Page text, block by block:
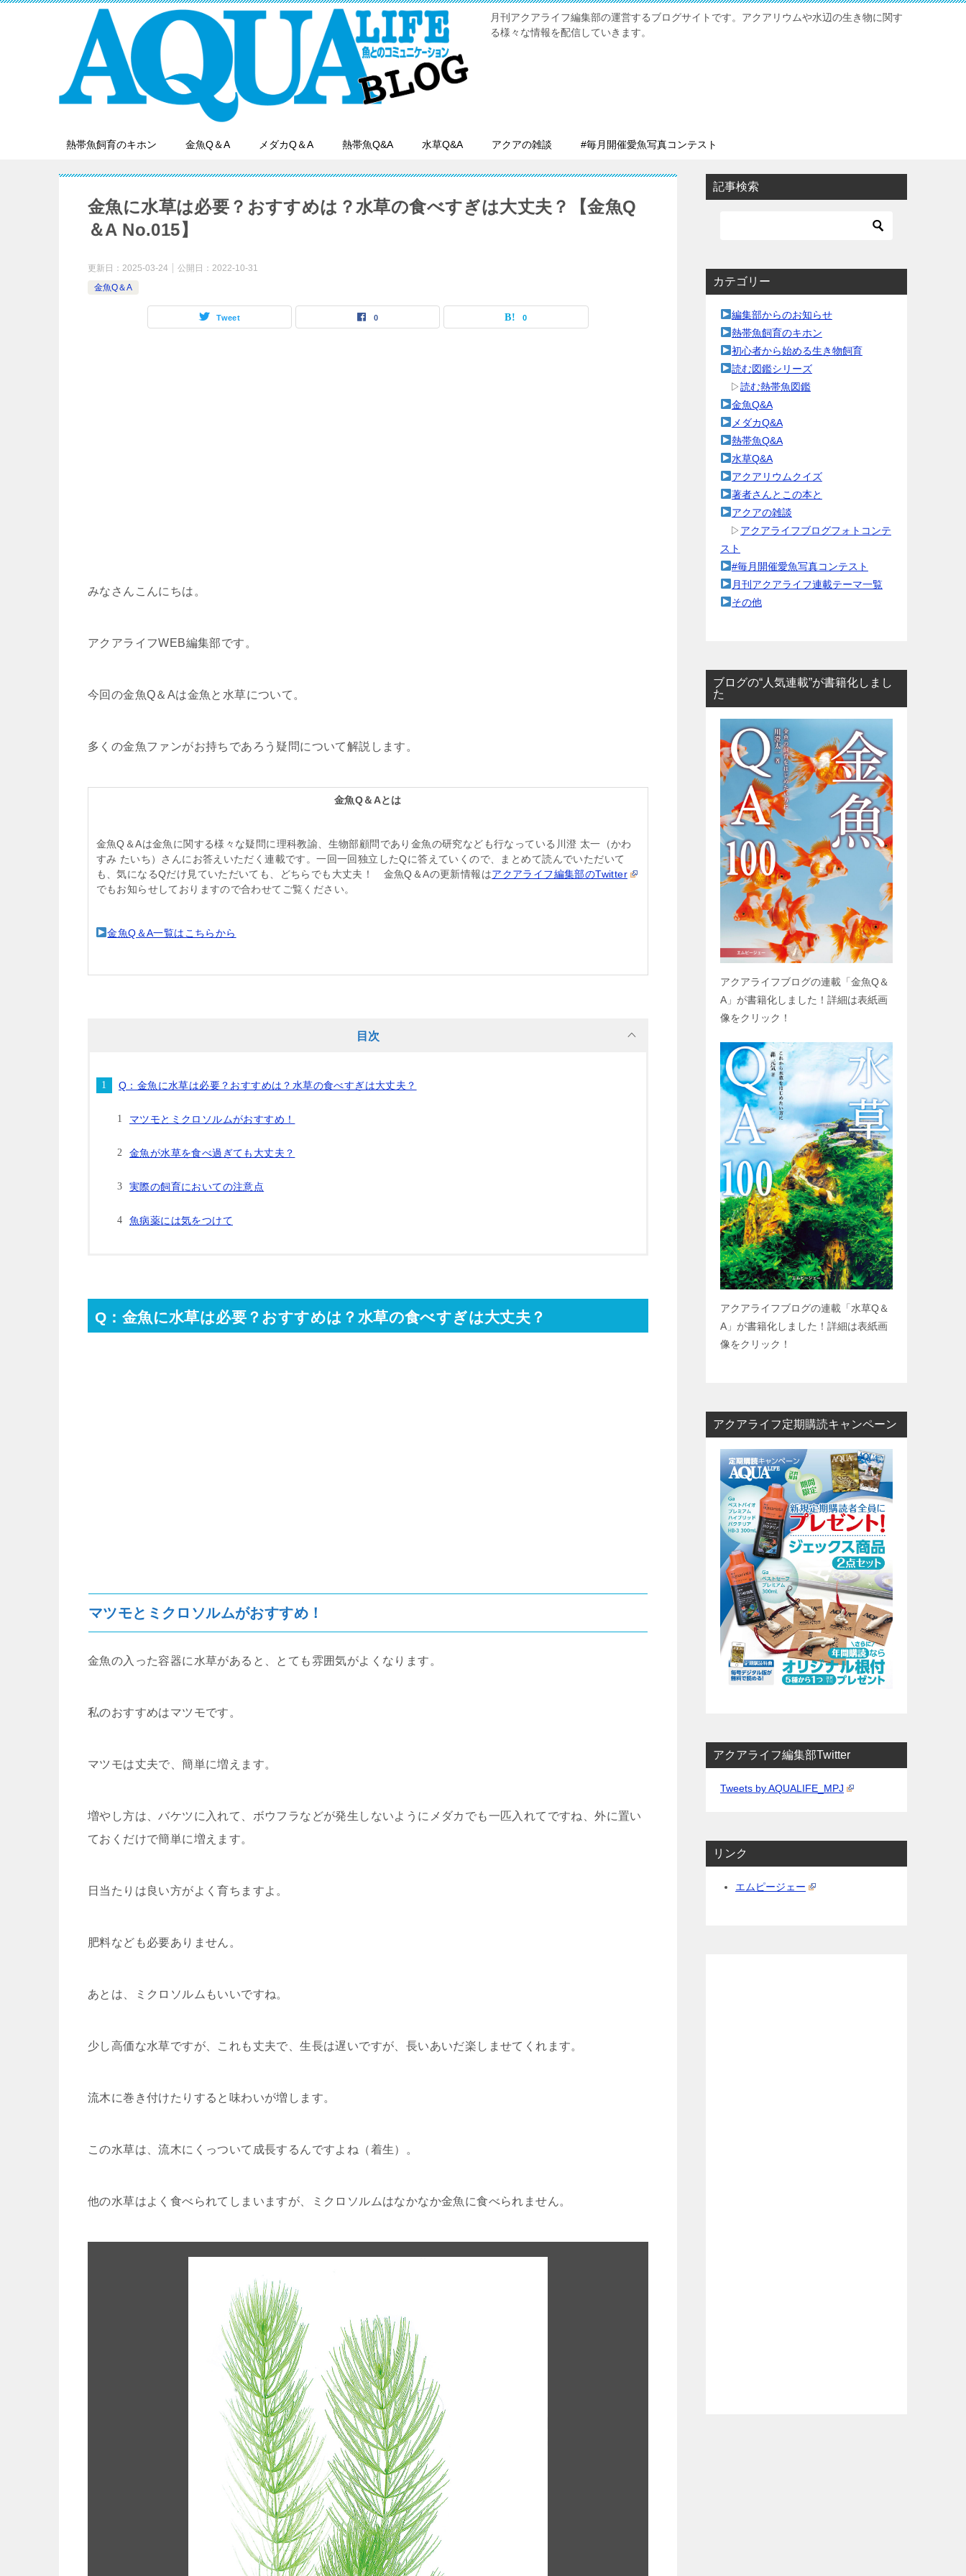
月刊アクアライフ編集部の運営するブログサイトです。アクアリウムや水辺の生き物に関す
る様々な情報を配信していきます。
熱帯魚飼育のキホン 金魚Q＆A メダカQ＆A 熱帯魚Q&A 水草Q&A アクアの雑談 #毎月開催愛魚写真コンテスト
金魚に水草は必要？おすすめは？水草の食べすぎは大丈夫？【金魚Q
＆A No.015】
更新日： 2025-03-24 公開日： 2022-10-31
金魚Q＆A
Tweet 0 0
みなさんこんにちは。
アクアライフWEB編集部です。
今回の金魚Q＆Aは金魚と水草について。
多くの金魚ファンがお持ちであろう疑問について解説します。
金魚Q＆Aとは
金魚Q＆Aは金魚に関する様々な疑問に理科教諭、生物部顧問であり金魚の研究なども行なっている川澄 太一（かわ
すみ たいち）さんにお答えいただく連載です。一回一回独立したQに答えていくので、まとめて読んでいただいて
も、気になるQだけ見ていただいても、どちらでも大丈夫！ 金魚Q＆Aの更新情報はアクアライフ編集部のTwitter
でもお知らせしておりますので合わせてご覧ください。
金魚Q＆A一覧はこちらから
目次
Q：金魚に水草は必要？おすすめは？水草の食べすぎは大丈夫？
マツモとミクロソルムがおすすめ！
金魚が水草を食べ過ぎても大丈夫？
実際の飼育においての注意点
魚病薬には気をつけて
Q：金魚に水草は必要？おすすめは？水草の食べすぎは大丈夫？
マツモとミクロソルムがおすすめ！
金魚の入った容器に水草があると、とても雰囲気がよくなります。
私のおすすめはマツモです。
マツモは丈夫で、簡単に増えます。
増やし方は、バケツに入れて、ボウフラなどが発生しないようにメダカでも一匹入れてですね、外に置い
ておくだけで簡単に増えます。
日当たりは良い方がよく育ちますよ。
肥料なども必要ありません。
あとは、ミクロソルムもいいですね。
少し高価な水草ですが、これも丈夫で、生長は遅いですが、長いあいだ楽しませてくれます。
流木に巻き付けたりすると味わいが増します。
この水草は、流木にくっついて成長するんですよね（着生）。
他の水草はよく食べられてしまいますが、ミクロソルムはなかなか金魚に食べられません。
記事検索
カテゴリー
編集部からのお知らせ
熱帯魚飼育のキホン
初心者から始める生き物飼育
読む図鑑シリーズ
▷読む熱帯魚図鑑
金魚Q&A
メダカQ&A
熱帯魚Q&A
水草Q&A
アクアリウムクイズ
著者さんとこの本と
アクアの雑談
▷ アクアライフブログフォトコンテ
スト
#毎月開催愛魚写真コンテスト
月刊アクアライフ連載テーマ一覧
その他
ブログの“人気連載”が書籍化しまし
た
アクアライフブログの連載「金魚Q＆
A 」が書籍化しました！詳細は表紙画
像をクリック！
アクアライフブログの連載「水草Q＆
A 」が書籍化しました！詳細は表紙画
像をクリック！
アクアライフ定期購読キャンペーン
アクアライフ編集部Twitter
Tweets by AQUALIFE_MPJ
リンク
エムピージェー